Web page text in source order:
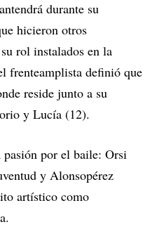
durante su
hicieron otros
rol instalados en la
frenteamplista definió que
reside junto a su
y Lucía (12).
pasión por el baile: Orsi
y Alonsopérez
artístico como